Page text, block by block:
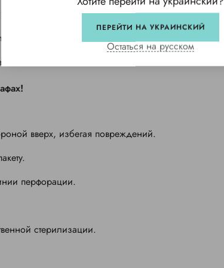
обработки.
вверх, избегая повреждений.
перфорации.
стерилизации.
ПЕРЕЙТИ НА УКРАИНСКИЙ
Остаться на русском